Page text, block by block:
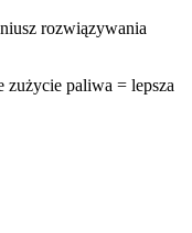
rozwiązywania
zużycie paliwa = lepsza